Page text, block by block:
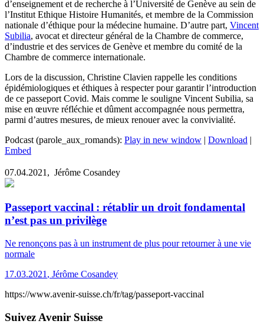
d’enseignement et de recherche à l’Université de Genève au sein de
l’Institut Ethique Histoire Humanités, et membre de la Commission
nationale d’éthique pour la médecine humaine. D’autre part, Vincent
Subilia, avocat et directeur général de la Chambre de commerce,
d’industrie et des services de Genève et membre du comité de la
Chambre de commerce internationale.
Lors de la discussion, Christine Clavien rappelle les conditions
épidémiologiques et éthiques à respecter pour garantir l’introduction
de ce passeport Covid. Mais comme le souligne Vincent Subilia, sa
mise en œuvre réfléchie et dûment accompagnée nous permettra,
parmi d’autres mesures, de mieux renouer avec la convivialité.
Podcast (parole_aux_romands): Play in new window Download
Embed
07.04.2021, Jérôme Cosandey
Passeport vaccinal : rétablir un droit fondamental
n’est pas un privilège
Ne renonçons pas à un instrument de plus pour retourner à une vie
normale
17.03.2021 , Jérôme Cosandey
https://www.avenir-suisse.ch/fr/tag/passeport-vaccinal
Suivez Avenir Suisse